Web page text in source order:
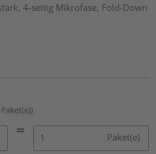
4-seitig Mikrofase, Fold-Down
Paket(e)